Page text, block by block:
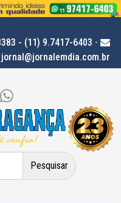
- (11) 9.7417-6403 -
jornal@jornalemdia.com.br